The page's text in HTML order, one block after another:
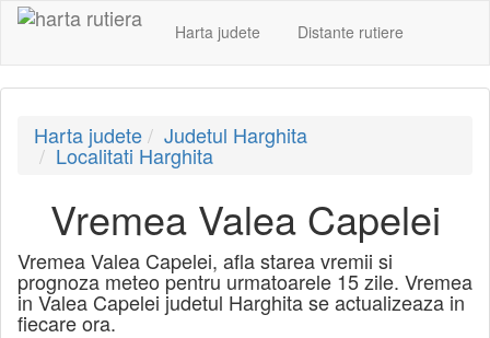
Harta judete Distante rutiere
Harta judete Judetul Harghita
Localitati Harghita
Vremea Valea Capelei
Vremea Valea Capelei, afla starea vremii si
prognoza meteo pentru urmatoarele 15 zile. Vremea
in Valea Capelei judetul Harghita se actualizeaza in
fiecare ora.